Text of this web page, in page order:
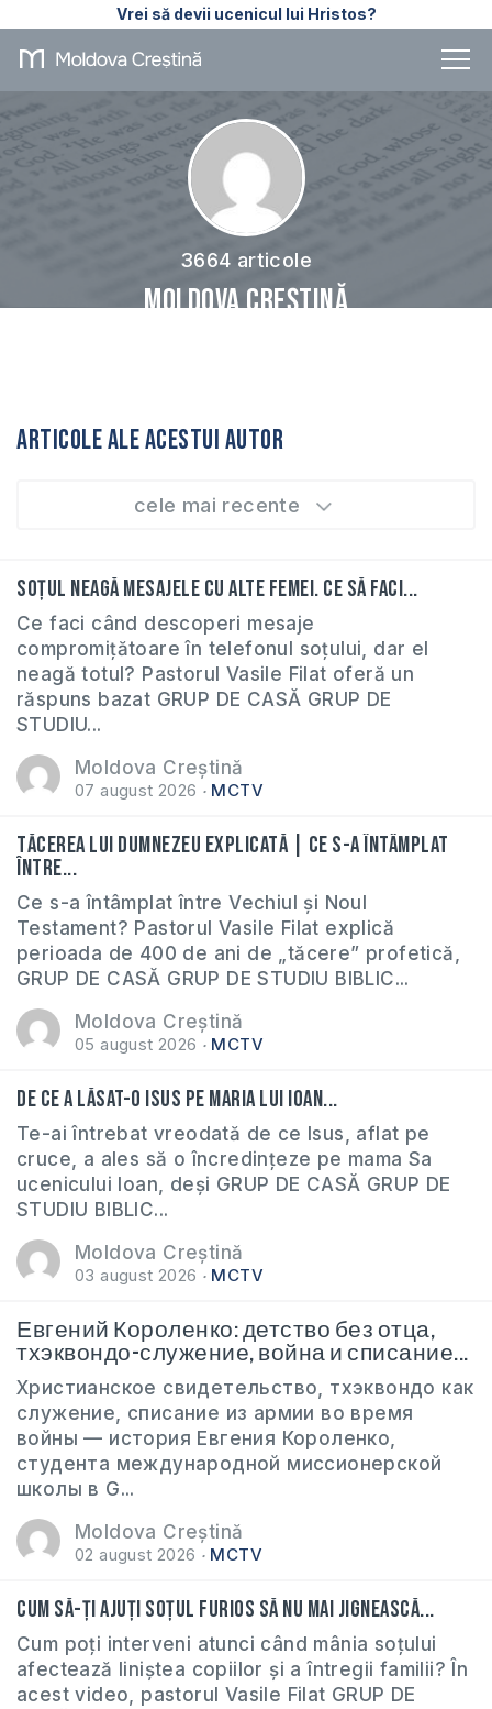
Vrei să devii ucenicul lui Hristos?
3664 articole
Moldova Creștină
Articole ale acestui autor
cele mai recente
Soțul neagă mesajele cu alte femei. Ce să faci...
Ce faci când descoperi mesaje
compromițătoare în telefonul soțului, dar el
neagă totul? Pastorul Vasile Filat oferă un
răspuns bazat GRUP DE CASĂ GRUP DE
STUDIU...
Moldova Creștină
07 august 2026 MCTV
Tăcerea lui Dumnezeu explicată | Ce s-a întâmplat
între...
Ce s-a întâmplat între Vechiul și Noul
Testament? Pastorul Vasile Filat explică
perioada de 400 de ani de „tăcere” profetică,
GRUP DE CASĂ GRUP DE STUDIU BIBLIC...
Moldova Creștină
05 august 2026 MCTV
De ce a lăsat-o Isus pe Maria lui Ioan...
Te-ai întrebat vreodată de ce Isus, aflat pe
cruce, a ales să o încredințeze pe mama Sa
ucenicului Ioan, deși GRUP DE CASĂ GRUP DE
STUDIU BIBLIC...
Moldova Creștină
03 august 2026 MCTV
Евгений Короленко: детство без отца,
тхэквондо-служение, война и списание...
Христианское свидетельство, тхэквондо как
служение, списание из армии во время
войны — история Евгения Короленко,
студента международной миссионерской
школы в G...
Moldova Creștină
02 august 2026 MCTV
Cum să-ți ajuți soțul furios să nu mai jignească...
Cum poți interveni atunci când mânia soțului
afectează liniștea copiilor și a întregii familii? În
acest video, pastorul Vasile Filat GRUP DE